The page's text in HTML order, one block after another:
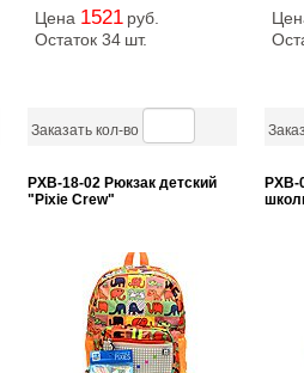
Цена 1521 руб.
Остаток 34 шт.
Заказать кол-во
PXB-18-02 Рюкзак детский
"Pixie Crew"